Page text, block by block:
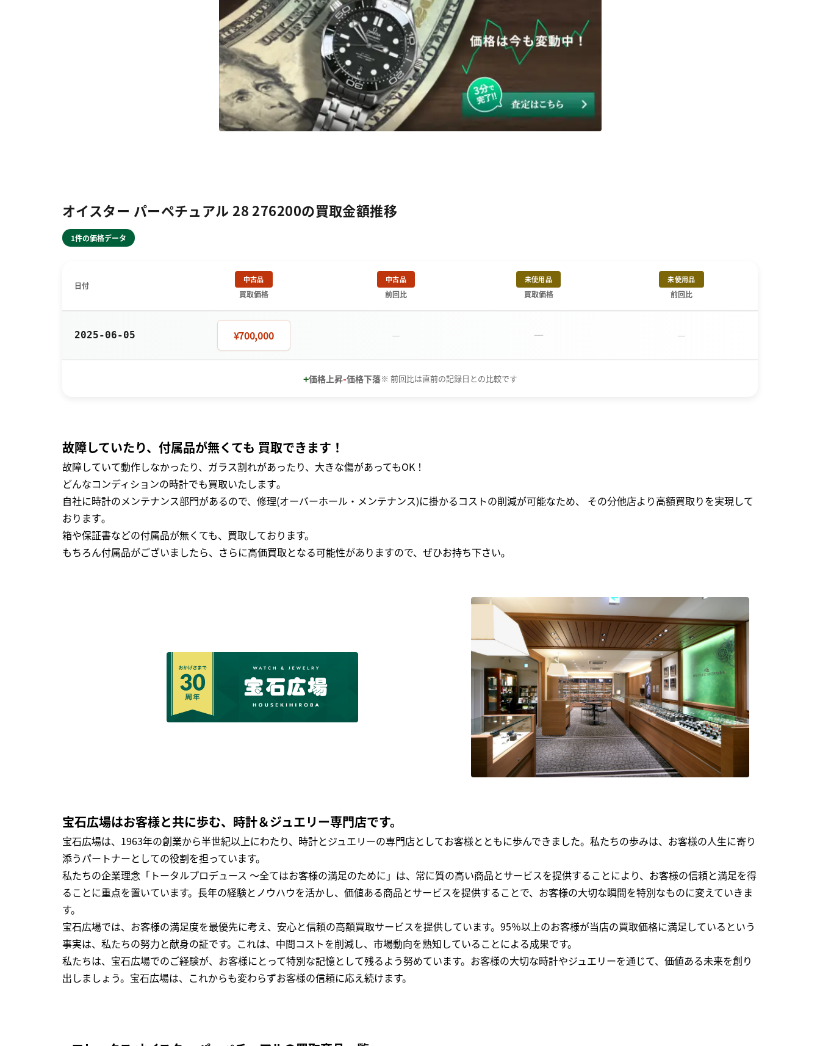
オイスター パーペチュアル 28 276200の買取金額推移
1件の価格データ
日付
中古品
買取価格
中古品
前回比
未使用品
買取価格
未使用品
前回比
2025-06-05 ¥700,000 － － －
+価格上昇-価格下落※ 前回比は直前の記録日との比較です
故障していたり、付属品が無くても 買取できます！
故障していて動作しなかったり、ガラス割れがあったり、大きな傷があってもOK！
どんなコンディションの時計でも買取いたします｡
自社に時計のメンテナンス部門があるので、修理(オーバーホール・メンテナンス)に掛かるコストの削減が可能なため、 その分他店より高額買取りを実現して
おります｡
箱や保証書などの付属品が無くても、買取しております。
もちろん付属品がございましたら、さらに高価買取となる可能性がありますので、ぜひお持ち下さい｡
宝石広場はお客様と共に歩む、時計＆ジュエリー専門店です。
宝石広場は、1963年の創業から半世紀以上にわたり、時計とジュエリーの専門店としてお客様とともに歩んできました。私たちの歩みは、お客様の人生に寄り
添うパートナーとしての役割を担っています。
私たちの企業理念「トータルプロデュース ～全てはお客様の満足のために」は、常に質の高い商品とサービスを提供することにより、お客様の信頼と満足を得
ることに重点を置いています。長年の経験とノウハウを活かし、価値ある商品とサービスを提供することで、お客様の大切な瞬間を特別なものに変えていきま
す。
宝石広場では、お客様の満足度を最優先に考え、安心と信頼の高額買取サービスを提供しています。95％以上のお客様が当店の買取価格に満足しているという
事実は、私たちの努力と献身の証です。これは、中間コストを削減し、市場動向を熟知していることによる成果です。
私たちは、宝石広場でのご経験が、お客様にとって特別な記憶として残るよう努めています。お客様の大切な時計やジュエリーを通じて、価値ある未来を創り
出しましょう。宝石広場は、これからも変わらずお客様の信頼に応え続けます。